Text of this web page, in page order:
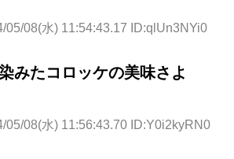
05/08(水) 11:54:43.17 ID:qlUn3NYi0
みたコロッケの美味さよ
05/08(水) 11:56:43.70 ID:Y0i2kyRN0